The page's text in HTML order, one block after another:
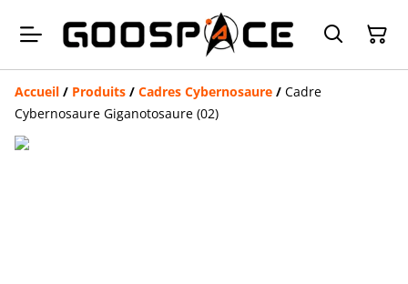
Accueil / Produits / Cadres Cybernosaure / Cadre
Cybernosaure Giganotosaure (02)